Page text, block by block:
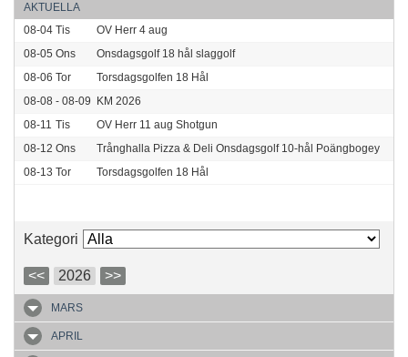
AKTUELLA
08-04 Tis
OV Herr 4 aug
08-05 Ons
Onsdagsgolf 18 hål slaggolf
08-06 Tor
Torsdagsgolfen 18 Hål
08-08 - 08-09
KM 2026
08-11 Tis
OV Herr 11 aug Shotgun
08-12 Ons
Trånghalla Pizza & Deli Onsdagsgolf 10-hål Poängbogey
08-13 Tor Torsdagsgolfen 18 Hål
Kategori
<< 2026 >>
MARS
APRIL